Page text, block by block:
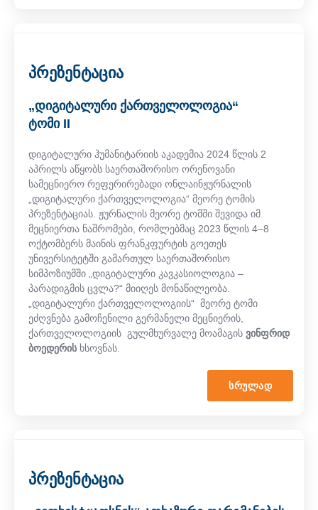
პრეზენტაცია
„დიგიტალური ქართველოლოგია“
ტომი II
დიგიტალური ჰუმანიტარიის აკადემია 2024 წლის 2
აპრილს აწყობს საერთაშორისო ორენოვანი
სამეცნიერო რეფერირებადი ონლაინჟურნალის
„დიგიტალური ქართველოლოგია“ მეორე ტომის
პრეზენტაციას. ჟურნალის მეორე ტომში შევიდა იმ
მეცნიერთა ნაშრომები, რომლებმაც 2023 წლის 4–8
ოქტომბერს მაინის ფრანკფურტის გოეთეს
უნივერსიტეტში გამართულ საერთაშორისო
სიმპოზიუმში „დიგიტალური კავკასიოლოგია –
პარადიგმის ცვლა?“ მიიღეს მონაწილეობა.
„დიგიტალური ქართველოლოგიის“ მეორე ტომი
ეძღვნება გამოჩენილი გერმანელი მეცნიერის,
ქართველოლოგიის გულმხურვალე მოამაგის ვინფრიდ
ბოედერის ხსოვნას.
ᲡᲠᲣᲚᲐᲓ
პრეზენტაცია